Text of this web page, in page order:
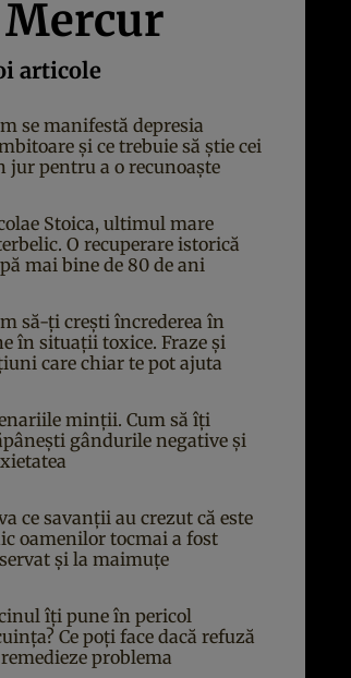
Mercur
articole
se manifestă depresia
și ce trebuie să știe cei
jur pentru a o recunoaște
Stoica, ultimul mare
O recuperare istorică
mai bine de 80 de ani
să-ți crești încrederea în
în situații toxice. Fraze și
care chiar te pot ajuta
minții. Cum să îți
gândurile negative și
ce savanții au crezut că este
oamenilor tocmai a fost
și la maimuțe
îți pune în pericol
Ce poți face dacă refuză
problema